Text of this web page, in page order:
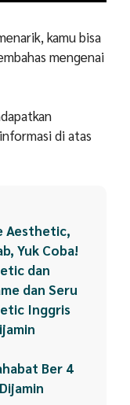
kamu bisa
mengenai
di atas
Aesthetic,
Yuk Coba!
dan
dan Seru
Inggris
Ber 4